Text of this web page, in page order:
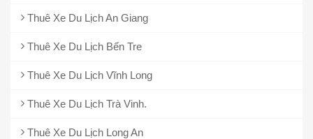
Thuê Xe Du Lịch An Giang
Thuê Xe Du Lịch Bến Tre
Thuê Xe Du Lịch Vĩnh Long
Thuê Xe Du Lịch Trà Vinh.
Thuê Xe Du Lịch Long An